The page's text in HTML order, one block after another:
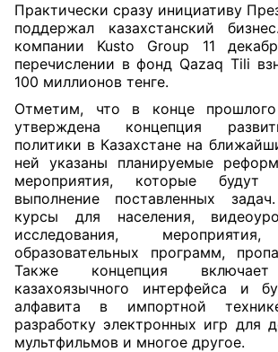
Практически сразу инициативу
поддержал казахстанский
компании Kusto Group 11
перечислении в фонд Qazaq Tili
100 миллионов тенге.
Отметим, что в конце
утверждена концепция
политики в Казахстане на
ней указаны планируемые
мероприятия, которые будут
выполнение поставленных
курсы для населения,
исследования,
образовательных программ,
Также концепция включает
казахоязычного интерфейса и
алфавита в импортной
разработку электронных игр для
мультфильмов и многое другое.